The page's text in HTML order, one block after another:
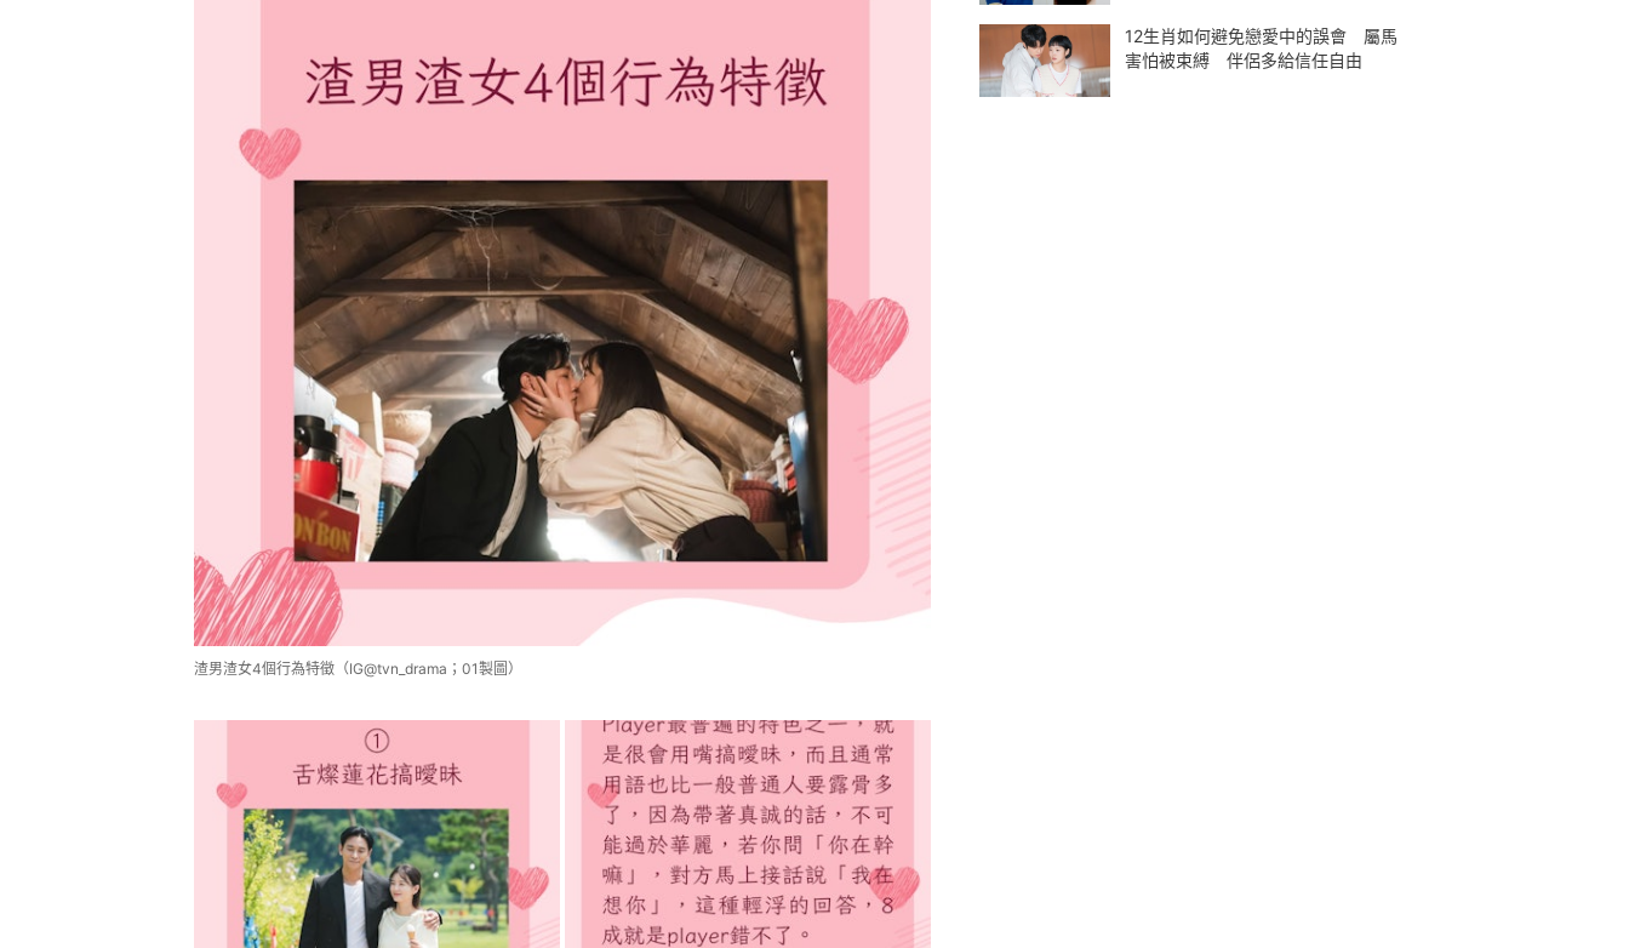
渣男渣女4個行為特徵（IG@tvn_drama；01製圖）
12生肖如何避免戀愛中的誤會 屬馬
害怕被束縛 伴侶多給信任自由